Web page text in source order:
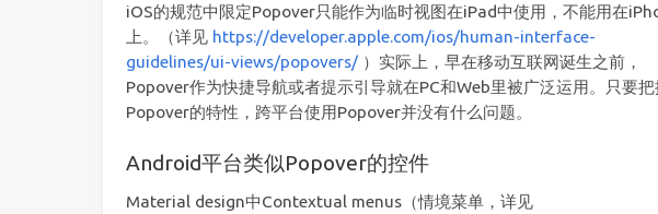
iOS的规范中限定Popover只能作为临时视图在iPad中使用，不能用在
上。（详见 https://developer.apple.com/ios/human-interface-
guidelines/ui-views/popovers/ ）实际上，早在移动互联网诞生之前，
Popover作为快捷导航或者提示引导就在PC和Web里被广泛运用。只要
Popover的特性，跨平台使用Popover并没有什么问题。
Android平台类似Popover的控件
Material design中Contextual menus（情境菜单，详见